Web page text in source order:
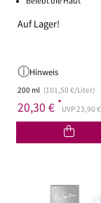
Auf Lager!
Hinweis
200 ml (101,50 €/Liter)
20,30 € *UVP 23,90 €